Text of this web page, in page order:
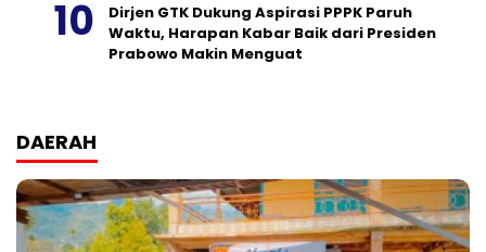
Dirjen GTK Dukung Aspirasi PPPK Paruh
Waktu, Harapan Kabar Baik dari Presiden
Prabowo Makin Menguat
DAERAH